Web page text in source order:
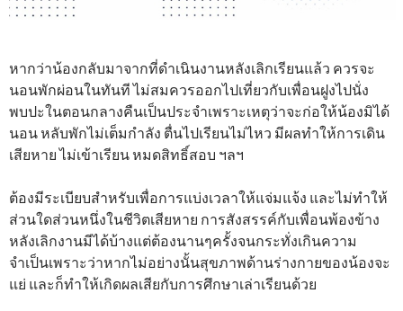
หากว่าน้องกลับมาจากที่ดำเนินงานหลังเลิกเรียนแล้ว ควรจะ
นอนพักผ่อนในทันที ไม่สมควรออกไปเที่ยวกับเพื่อนฝูงไปนั่ง
พบปะในตอนกลางคืนเป็นประจำเพราะเหตุว่าจะก่อให้น้องมิได้
นอน หลับพักไม่เต็มกำลัง ตื่นไปเรียนไม่ไหว มีผลทำให้การเดิน
เสียหาย ไม่เข้าเรียน หมดสิทธิ์สอบ ฯลฯ
ต้องมีระเบียบสำหรับเพื่อการแบ่งเวลาให้แจ่มแจ้ง และไม่ทำให้
ส่วนใดส่วนหนึ่งในชีวิตเสียหาย การสังสรรค์กับเพื่อนพ้องข้าง
หลังเลิกงานมีได้บ้างแต่ต้องนานๆครั้งจนกระทั่งเกินความ
จำเป็นเพราะว่าหากไม่อย่างนั้นสุขภาพด้านร่างกายของน้องจะ
แย่ และก็ทำให้เกิดผลเสียกับการศึกษาเล่าเรียนด้วย